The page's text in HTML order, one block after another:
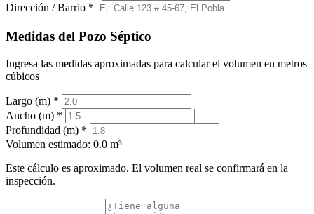
Dirección / Barrio *
Medidas del Pozo Séptico
Ingresa las medidas aproximadas para calcular el volumen en metros
cúbicos
Largo (m) *
Ancho (m) *
Profundidad (m) *
Volumen estimado: 0.0 m³
Este cálculo es aproximado. El volumen real se confirmará en la
inspección.